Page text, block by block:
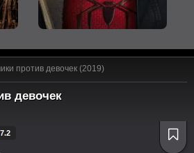
против девочек (2019)
девочек
7.2